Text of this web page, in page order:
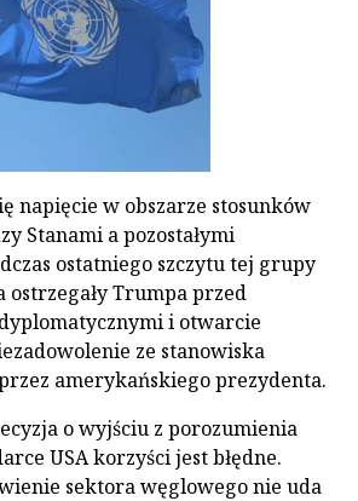
napięcie w obszarze stosunków
Stanami a pozostałymi
ostatniego szczytu tej grupy
ostrzegały Trumpa przed
i otwarcie
ze stanowiska
amerykańskiego prezydenta.
o wyjściu z porozumienia
USA korzyści jest błędne.
sektora węglowego nie uda